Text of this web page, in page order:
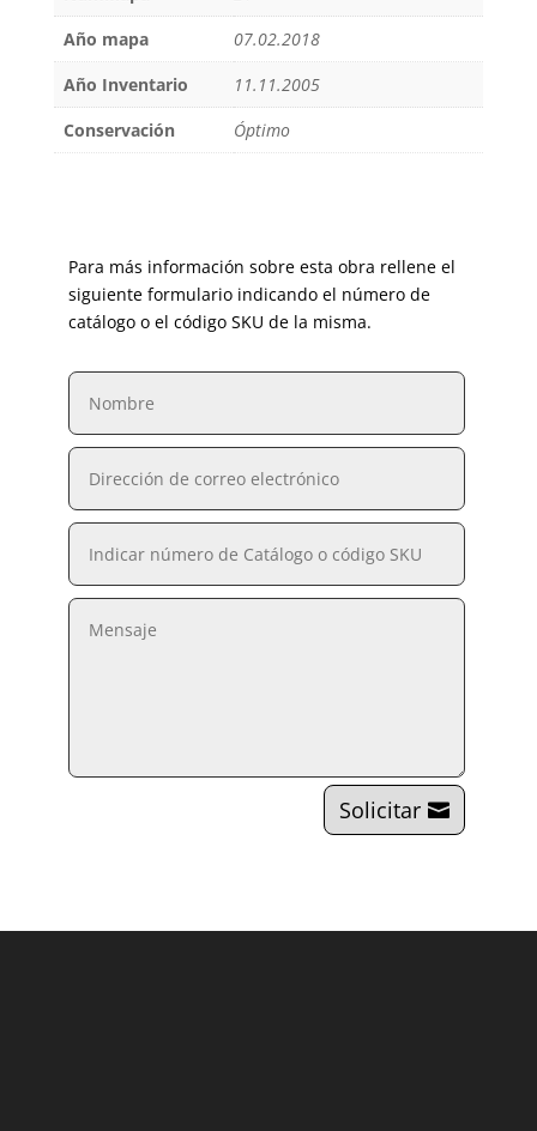
Año mapa
07.02.2018
Año Inventario
11.11.2005
Conservación
Óptimo
Para más información sobre esta obra rellene el
siguiente formulario indicando el número de
catálogo o el código SKU de la misma.
Solicitar